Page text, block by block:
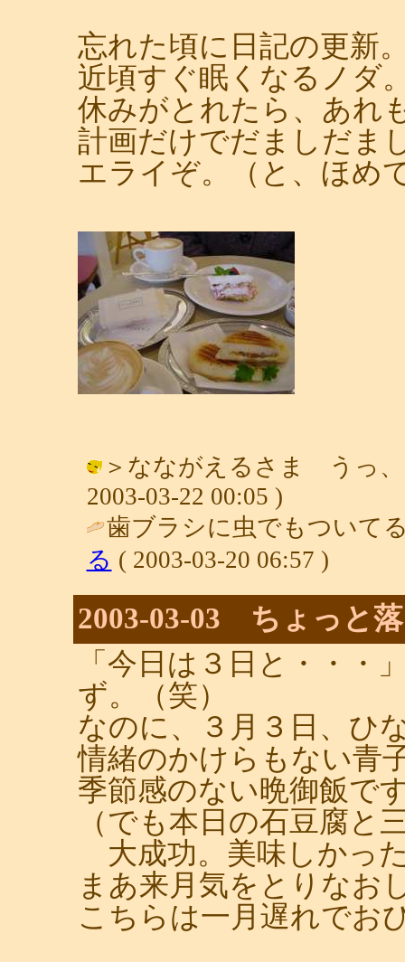
忘れた頃に日記の更新
近頃すぐ眠くなるノダ
休みがとれたら、あれ
計画だけでだましだま
エライぞ。（と、ほめ
＞なながえるさま うっ、
2003-03-22 00:05 )
歯ブラシに虫でもついて
る ( 2003-03-20 06:57 )
2003-03-03 ちょっと
「今日は３日と・・・
ず。（笑）
なのに、３月３日、ひ
情緒のかけらもない青
季節感のない晩御飯で
（でも本日の石豆腐と
大成功。美味しかっ
まあ来月気をとりなお
こちらは一月遅れでお